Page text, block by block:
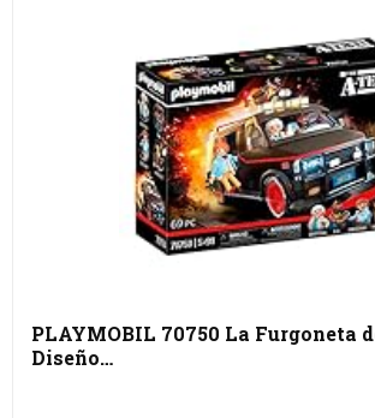
PLAYMOBIL 70750 La Furgoneta
Diseño…